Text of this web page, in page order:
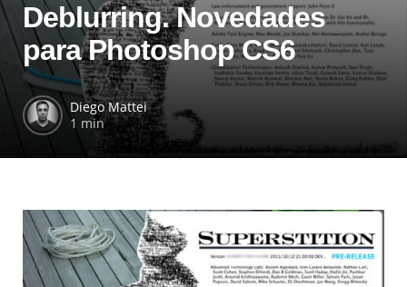
Deblurring. Novedades
para Photoshop CS6
Diego Mattei
1 min